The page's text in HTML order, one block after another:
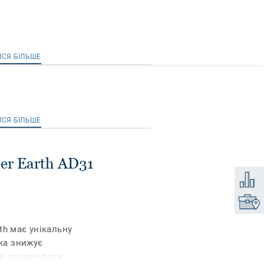
БІЛЬШЕ
БІЛЬШЕ
Earth AD31
має унікальну
знижує
чотири рази